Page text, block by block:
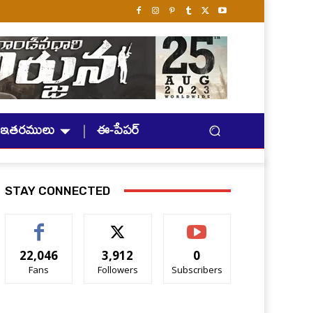
ఇతరములు ఈ-పేపర్
STAY CONNECTED
22,046
Fans
3,912
Followers
0
Subscribers